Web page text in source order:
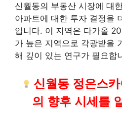
신월동의 부동산 시장에 대
아파트에 대한 투자 결정을
입니다. 이 지역은 다가올
가 높은 지역으로 각광받을
해 깊이 있는 연구가 필요합
신월동 정은스
의 향후 시세를